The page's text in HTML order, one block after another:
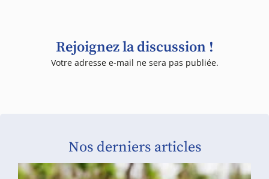
Rejoignez la discussion !
Votre adresse e-mail ne sera pas publiée.
Nos derniers articles